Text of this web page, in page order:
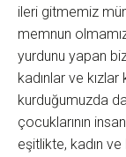
ileri gitmemiz
memnun
yurdunu yapan
kadınlar ve
kurduğumuzda
çocuklarının
eşitlikte, kadın ve